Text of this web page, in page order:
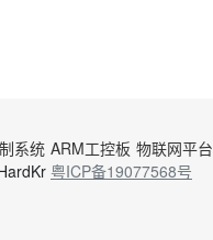
系统 ARM工控板 物联网平台
粤ICP备19077568号